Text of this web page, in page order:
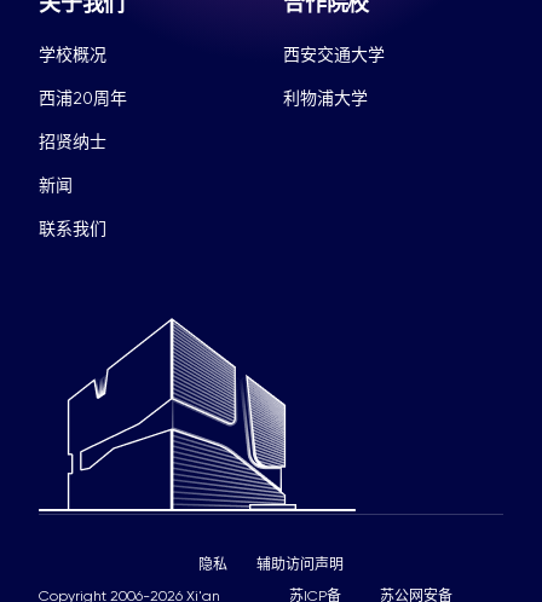
学校概况
西浦20周年
招贤纳士
新闻
联系我们
西安交通大学
利物浦大学
Copyright 2006-2026 Xi'an 苏ICP备 苏公网安备
隐私 辅助访问声明